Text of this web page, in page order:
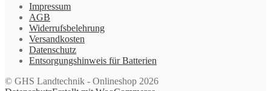
Impressum
AGB
Widerrufsbelehrung
Versandkosten
Datenschutz
Entsorgungshinweis für Batterien
© GHS Landtechnik - Onlineshop 2026